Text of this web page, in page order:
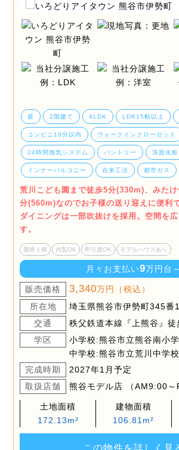
庭 2階建て 4LDK LDK15帖以上
コンビニ10分以内 ウォークインクローゼット
24時間換気システム パントリー 洗面化粧
インナーバルコニー 在来工法 都市ガス
荒川こども園まで徒歩5分(330m)、みた
分(560m)なのでお子様の送り迎えに便利
ダイニングは一部吹抜けを採用。空間を
す。
最終１棟 内覧OK 即引渡OK モデルハウスあり
月々お支払い9万円台～
販売価格 3,340万円（税込）
所在地
埼玉県熊谷市伊勢町345番1
交通
秩父鉄道本線『上熊谷』
学区
小学校:熊谷市立熊谷南小
中学校:熊谷市立荒川中学校
完成時期
2027年1月予定
取扱店舗
熊谷モデル店 （AM9:00～
土地面積
172.13m²
建物面積
106.81m²
この物件を詳しく見